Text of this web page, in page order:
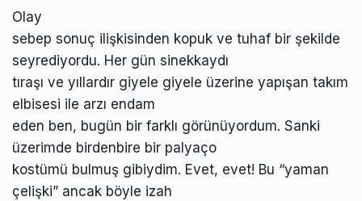
Olay
sebep sonuç ilişkisinden kopuk ve tuhaf bir şekilde
seyrediyordu. Her gün sinekkaydı
tıraşı ve yıllardır giyele giyele üzerine yapışan takım
elbisesi ile arzı endam
eden ben, bugün bir farklı görünüyordum. Sanki
üzerimde birdenbire bir palyaço
kostümü bulmuş gibiydim. Evet, evet! Bu “yaman
çelişki” ancak böyle izah